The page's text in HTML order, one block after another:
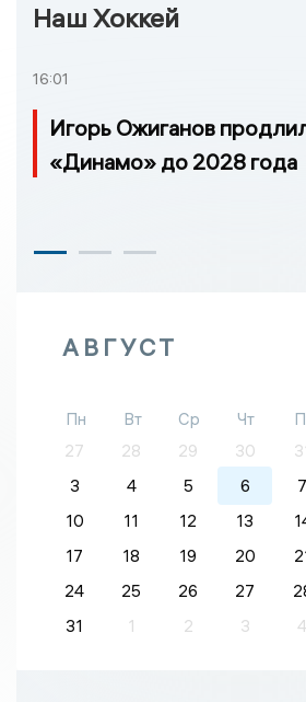
Наш Хоккей
16:01
Игорь Ожиганов
«Динамо» до 2028 года
АВГУСТ
Пн Вт Ср Чт
27
28 29 30
3
4 5 6 7
10
11 12 13
17
18 19 20
24
25 26 27
31
1 2 3 4